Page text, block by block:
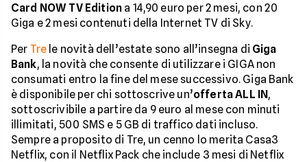
Card NOW TV Edition a 14,90 euro per 2 mesi, con 20
Giga e 2 mesi contenuti della Internet TV di Sky.
Per Tre le novità dell’estate sono all’insegna di Giga
Bank, la novità che consente di utilizzare i GIGA non
consumati entro la fine del mese successivo. Giga Bank
è disponibile per chi sottoscrive un’offerta ALL IN,
sottoscrivibile a partire da 9 euro al mese con minuti
illimitati, 500 SMS e 5 GB di traffico dati incluso.
Sempre a proposito di Tre, un cenno lo merita Casa3
Netflix, con il Netflix Pack che include 3 mesi di Netflix